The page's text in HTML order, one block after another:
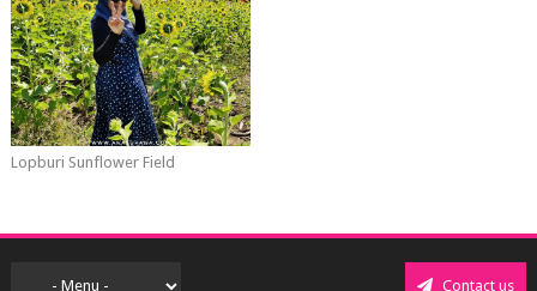
Lopburi Sunflower Field
Contact us